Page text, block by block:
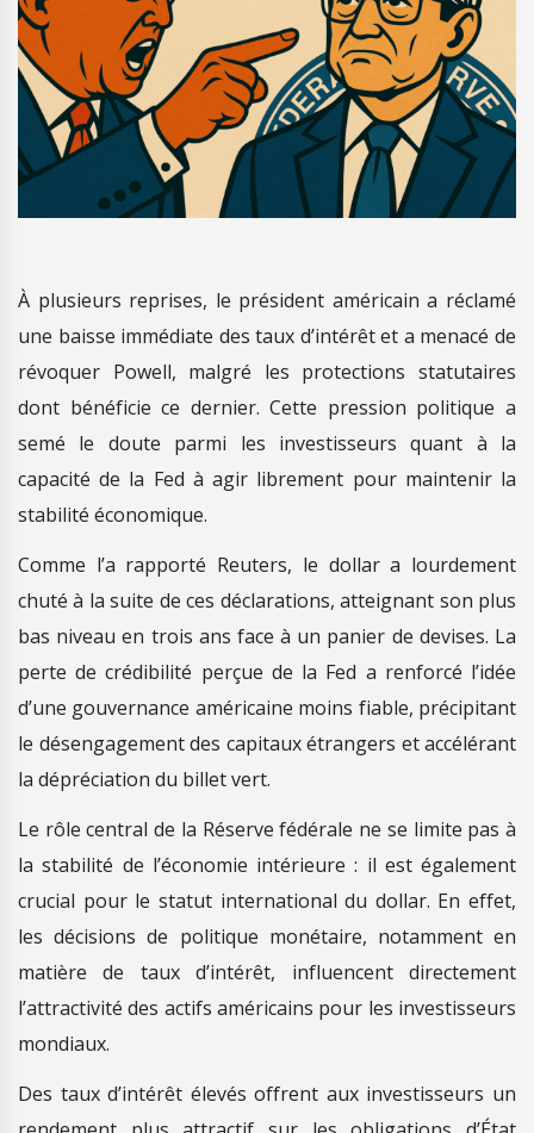
À plusieurs reprises, le président américain a réclamé
une baisse immédiate des taux d’intérêt et a menacé de
révoquer Powell, malgré les protections statutaires
dont bénéficie ce dernier. Cette pression politique a
semé le doute parmi les investisseurs quant à la
capacité de la Fed à agir librement pour maintenir la
stabilité économique.
Comme l’a rapporté Reuters, le dollar a lourdement
chuté à la suite de ces déclarations, atteignant son plus
bas niveau en trois ans face à un panier de devises. La
perte de crédibilité perçue de la Fed a renforcé l’idée
d’une gouvernance américaine moins fiable, précipitant
le désengagement des capitaux étrangers et accélérant
la dépréciation du billet vert.
Le rôle central de la Réserve fédérale ne se limite pas à
la stabilité de l’économie intérieure : il est également
crucial pour le statut international du dollar. En effet,
les décisions de politique monétaire, notamment en
matière de taux d’intérêt, influencent directement
l’attractivité des actifs américains pour les investisseurs
mondiaux.
Des taux d’intérêt élevés offrent aux investisseurs un